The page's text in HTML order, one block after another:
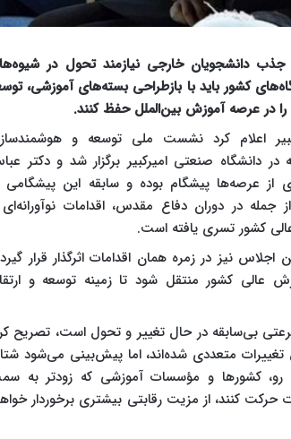
جذب دانشجویان خارجی نیازمند تحول در
کشور باید با بازطراحی بسته‌های آموزشی،
در عرصه آموزش بین‌الملل حفظ کنند.
اعلام کرد نشست ملی توسعه و
دانشگاه صنعتی امیرکبیر برگزار شد و دکتر
از عرصه‌ها پیشگام بوده و سابقه این پیشگامی
در دوران دفاع مقدس، اقدامات نوآورانه‌ای
کشور تسری یافته است.
نیز در زمره همان اقدامات اثرگذار قرار
عالی کشور منتقل شود تا زمینه توسعه و
بی‌سابقه در حال تغییر و تحول است، تصریح
متعددی شده‌اند، اما پیش‌بینی می‌شود
رو، کشورها و مؤسسات آموزشی که زودتر به
حرکت کنند، از مزیت رقابتی بیشتری برخوردار